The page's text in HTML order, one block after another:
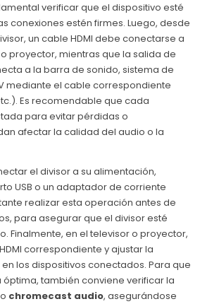
verificar que el dispositivo esté
conexiones estén firmes. Luego, desde
un cable HDMI debe conectarse a
proyector, mientras que la salida de
a la barra de sonido, sistema de
mediante el cable correspondiente
Es recomendable que cada
para evitar pérdidas o
afectar la calidad del audio o la
el divisor a su alimentación,
USB o un adaptador de corriente
realizar esta operación antes de
para asegurar que el divisor esté
Finalmente, en el televisor o proyector,
correspondiente y ajustar la
los dispositivos conectados. Para que
también conviene verificar la
chromecast audio, asegurándose